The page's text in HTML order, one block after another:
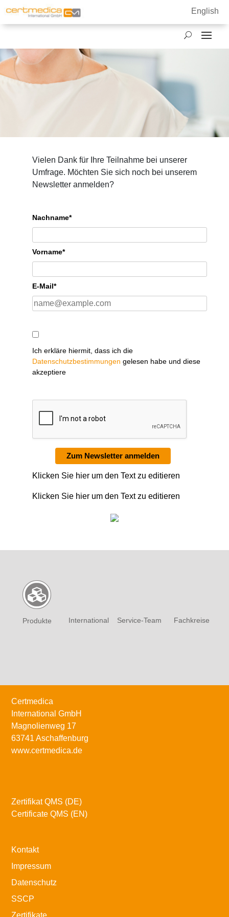
English
Vielen Dank für Ihre Teilnahme bei unserer
Umfrage. Möchten Sie sich noch bei unserem
Newsletter anmelden?
Nachname*
Vorname*
E-Mail*
Ich erkläre hiermit, dass ich die
Datenschutzbestimmungen gelesen habe und diese
akzeptiere
Zum Newsletter anmelden
Klicken Sie hier um den Text zu editieren
Klicken Sie hier um den Text zu editieren
Produkte Inter­national Service-Team Fachkreise
Certmedica
International GmbH
Magnolienweg 17
63741 Aschaffenburg
www.certmedica.de
Zertifikat QMS (DE)
Certificate QMS (EN)
Kontakt
Impressum
Datenschutz
SSCP